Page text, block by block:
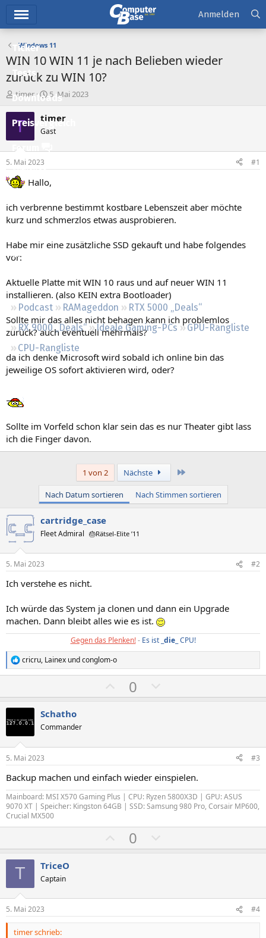
Ticker
Tests
Downloads
Preisvergleich
Forum
Aktuelles
Neue Beiträge
Leserartikel
Podcast RAMageddon
RTX 5000 „Deals“
RX 9000 „Deals“
Ideale Gaming-PCs
GPU-Rangliste
CPU-Rangliste
Anmelden
Windows 11
WIN 10 WIN 11 je nach Belieben wieder
zurück zu WIN 10?
E
r
s
t
l
e
r
timer
E
r
s
e
t
m
5. Mai 2023
T timer
Gast
5. Mai 2023 #1
Hallo,
ich verbrenne bestimmt kostbare Lebenszeit aber möchte
kurz und schmerzlos etwas ausprobieren.
Habe mir eine zusätzliche SSD gekauft und habe folgendes
vor:
Aktuelle Platte mit WIN 10 raus und auf neuer WIN 11
installieren. (also KEIN extra Bootloader)
Sollte mir das alles nicht behagen kann ich problemlos
zurück? auch eventuell mehrmals?
da ich denke Microsoft wird sobald ich online bin das
jeweilige OS sofort aktivieren wird, oder?
Sollte im Vorfeld schon klar sein das es nur Theater gibt lass
ich die Finger davon.
1 von 2 Nächste
Nach Datum sortieren Nach Stimmen sortieren
cartridge_case
Fleet Admiral 🎂Rätsel-Elite ’11
5. Mai 2023 #2
Ich verstehe es nicht.
Ich würde das System ja clonen und dann ein Upgrade
machen. Dann bleibt alles wie es ist.
Gegen das Plenken!- Es ist _ die_ CPU!
R
e
o
n
:
cricru, Lainex undconglom-o
o
t
v
e
S
t
i
m
0
e
t
v
e
S
t
i
Schatho
Commander
5. Mai 2023 #3
Backup machen und einfach wieder einspielen.
Mainboard: MSI X570 Gaming Plus | CPU: Ryzen 5800X3D | GPU: ASUS
9070 XT | Speicher: Kingston 64GB | SSD: Samsung 980 Pro, Corsair MP600,
Crucial MX500
o
t
v
0
e
t
v
T TriceO
Captain
5. Mai 2023 #4
timer schrieb: